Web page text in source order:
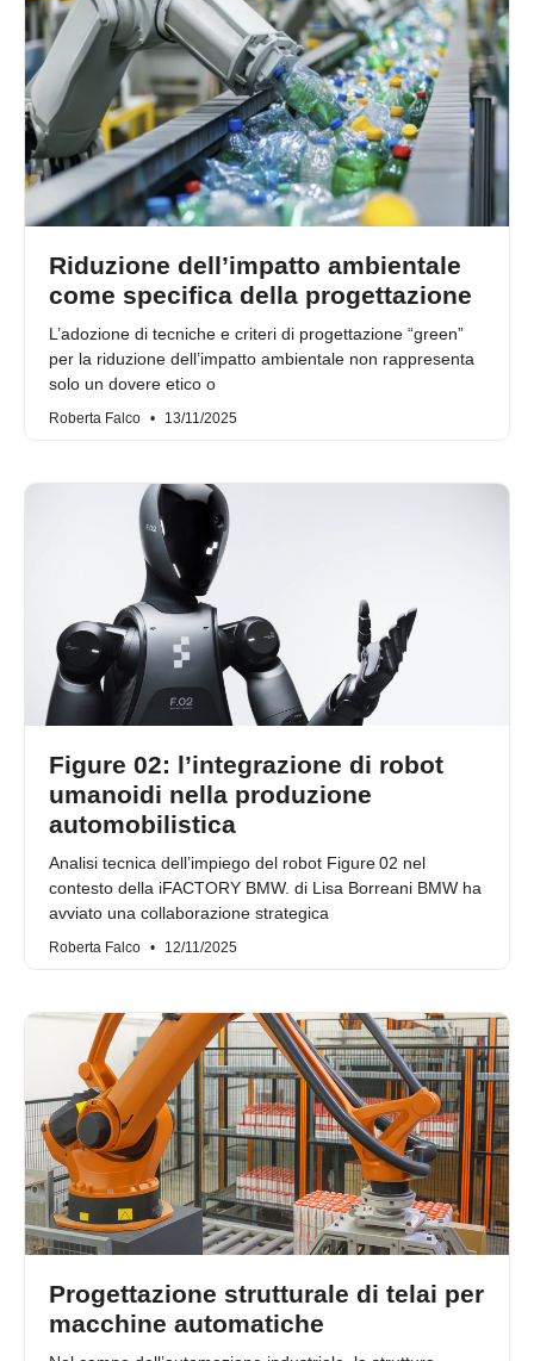
Riduzione dell’impatto ambientale
come specifica della progettazione
L’adozione di tecniche e criteri di progettazione “green”
per la riduzione dell’impatto ambientale non rappresenta
solo un dovere etico o
Roberta Falco 13/11/2025
Figure 02: l’integrazione di robot
umanoidi nella produzione
automobilistica
Analisi tecnica dell’impiego del robot Figure 02 nel
contesto della iFACTORY BMW. di Lisa Borreani BMW ha
avviato una collaborazione strategica
Roberta Falco 12/11/2025
Progettazione strutturale di telai per
macchine automatiche